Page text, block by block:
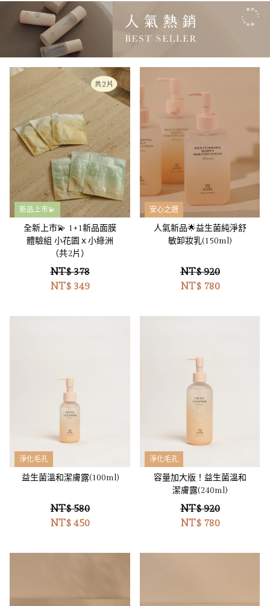
新品上市💫
全新上市💫 1+1新品面膜
體驗組 小花園ｘ小綠洲
（共2片）
NT$ 378
NT$ 349
安心之選
人氣新品🌟益生菌純淨舒
敏卸妝乳(150ml)
NT$ 920
NT$780
淨化毛孔
益生菌溫和潔膚露(100ml)
NT$ 580
NT$ 450
淨化毛孔
容量加大版！益生菌溫和
潔膚露(240ml)
NT$ 920
NT$780